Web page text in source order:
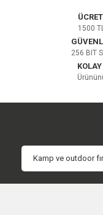
Bu
1500
256 BIT